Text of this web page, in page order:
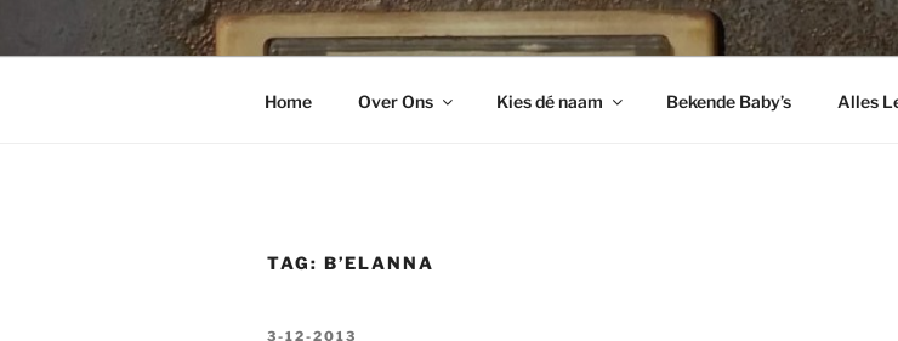
Home Over Ons Kies dé naam Bekende Baby’s Alles
TAG: B’ELANNA
GEPLAATST
3-12-2013